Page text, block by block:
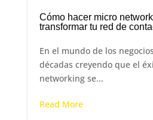
Cómo hacer micro
transformar tu red de
En el mundo de los
décadas creyendo que el
networking se...
Read More